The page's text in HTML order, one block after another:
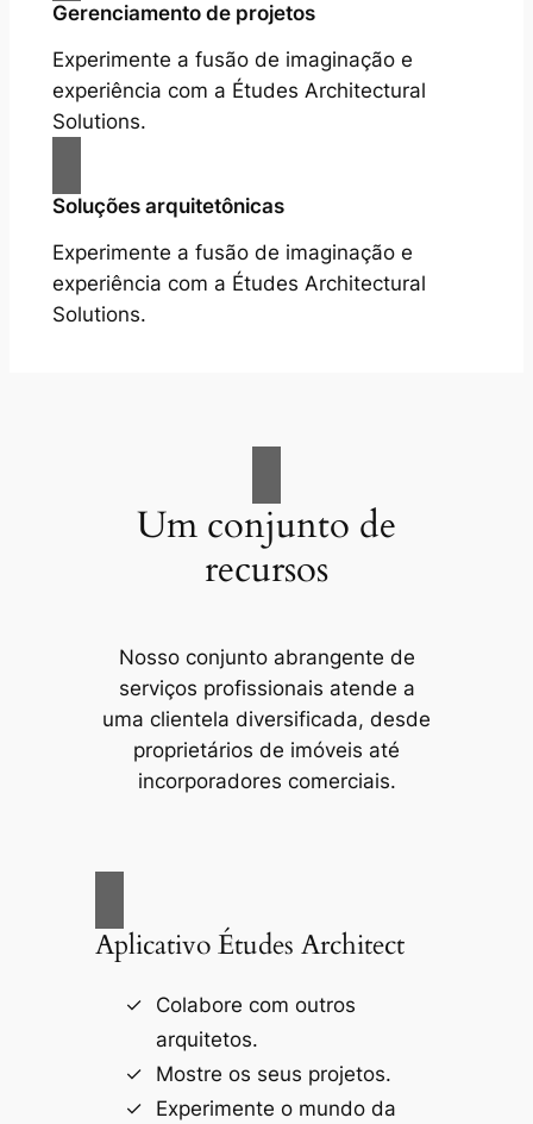
Gerenciamento de projetos
Experimente a fusão de imaginação e
experiência com a Études Architectural
Solutions.
Soluções arquitetônicas
Experimente a fusão de imaginação e
experiência com a Études Architectural
Solutions.
Um conjunto de
recursos
Nosso conjunto abrangente de
serviços profissionais atende a
uma clientela diversificada, desde
proprietários de imóveis até
incorporadores comerciais.
Aplicativo Études Architect
Colabore com outros
arquitetos.
Mostre os seus projetos.
Experimente o mundo da